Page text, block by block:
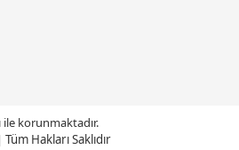
ile korunmaktadır.
Tüm Hakları Saklıdır